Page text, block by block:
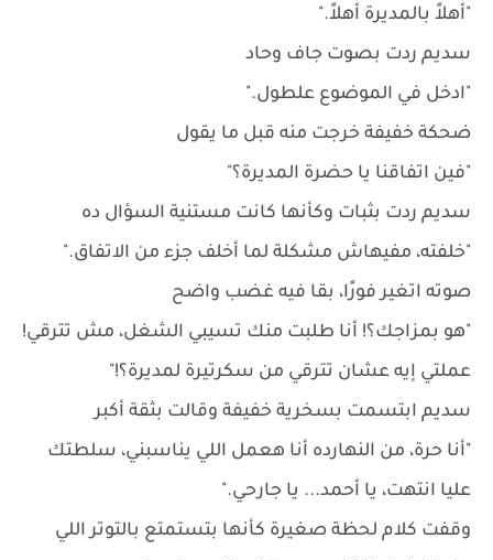
"أهلاً بالمديرة أهلاً."
سديم ردت بصوت جاف وحاد
"ادخل في الموضوع علطول."
ضحكة خفيفة خرجت منه قبل ما يقول
"فين اتفاقنا يا حضرة المديرة؟"
سديم ردت بثبات وكأنها كانت مستنية السؤال ده
"خلفته، مفيهاش مشكلة لما أخلف جزء من الاتفاق."
صوته اتغير فورًا، بقا فيه غضب واضح
"هو بمزاجك؟! أنا طلبت منك تسيبي الشغل، مش تترقي!
عملتي إيه عشان تترقي من سكرتيرة لمديرة؟!"
سديم ابتسمت بسخرية خفيفة وقالت بثقة أكبر
"أنا حرة، من النهارده أنا هعمل اللي يناسبني، سلطتك
عليا انتهت، يا أحمد... يا جارحي."
وقفت كلام لحظة صغيرة كأنها بتستمتع بالتوتر اللي